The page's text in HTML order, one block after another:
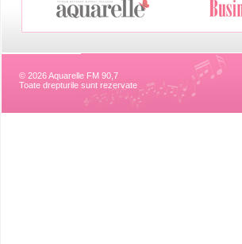
© 2026 Aquarelle FM 90,7
Toate drepturile sunt rezervate